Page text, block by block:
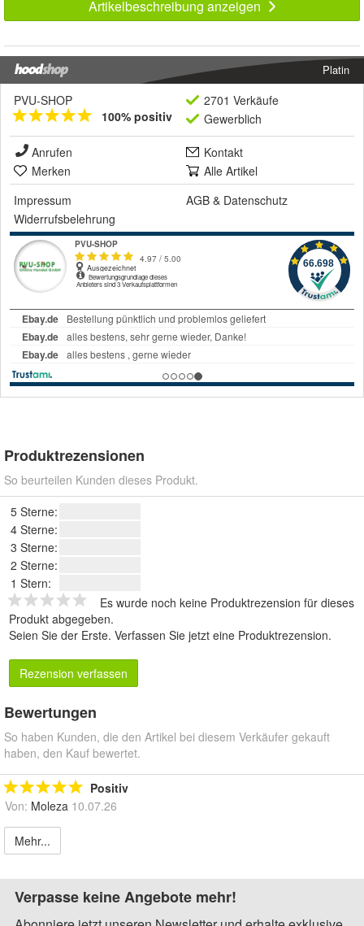
Artikelbeschreibung anzeigen
Platin
PVU-SHOP
100% positiv
2701 Verkäufe
Gewerblich
Anrufen
Kontakt
Merken
Alle Artikel
Impressum
AGB & Datenschutz
Widerrufsbelehrung
Produktrezensionen
So beurteilen Kunden dieses Produkt.
5 Sterne:
4 Sterne:
3 Sterne:
2 Sterne:
1 Stern:
Es wurde noch keine Produktrezension für dieses
Produkt abgegeben.
Seien Sie der Erste. Verfassen Sie jetzt eine Produktrezension.
Rezension verfassen
Bewertungen
So haben Kunden, die den Artikel bei diesem Verkäufer gekauft
haben, den Kauf bewertet.
Positiv
Von: Moleza 10.07.26
Mehr...
Verpasse keine Angebote mehr!